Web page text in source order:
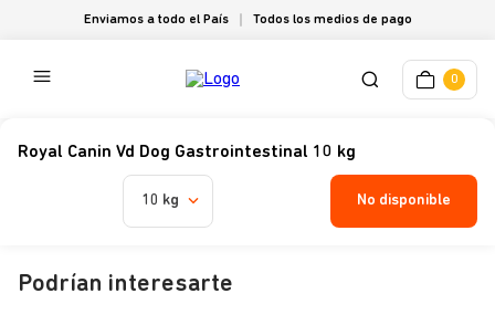
Enviamos a todo el País Todos los medios de pago
0
Royal Canin Vd Dog Gastrointestinal 10 kg
10 kg No disponible
Podrían interesarte